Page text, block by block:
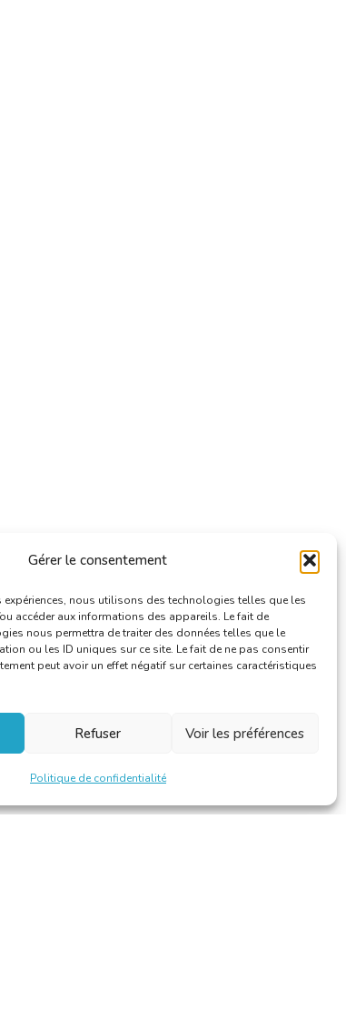
Gérer le consentement
expériences, nous utilisons des technologies telles que les
accéder aux informations des appareils. Le fait de
nous permettra de traiter des données telles que le
ou les ID uniques sur ce site. Le fait de ne pas consentir
peut avoir un effet négatif sur certaines caractéristiques
Refuser Voir les préférences
Politique de confidentialité